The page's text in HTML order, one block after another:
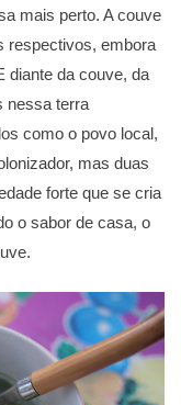
mais perto. A couve
respectivos, embora
diante da couve, da
nessa terra
como o povo local,
mas duas
forte que se cria
o sabor de casa, o